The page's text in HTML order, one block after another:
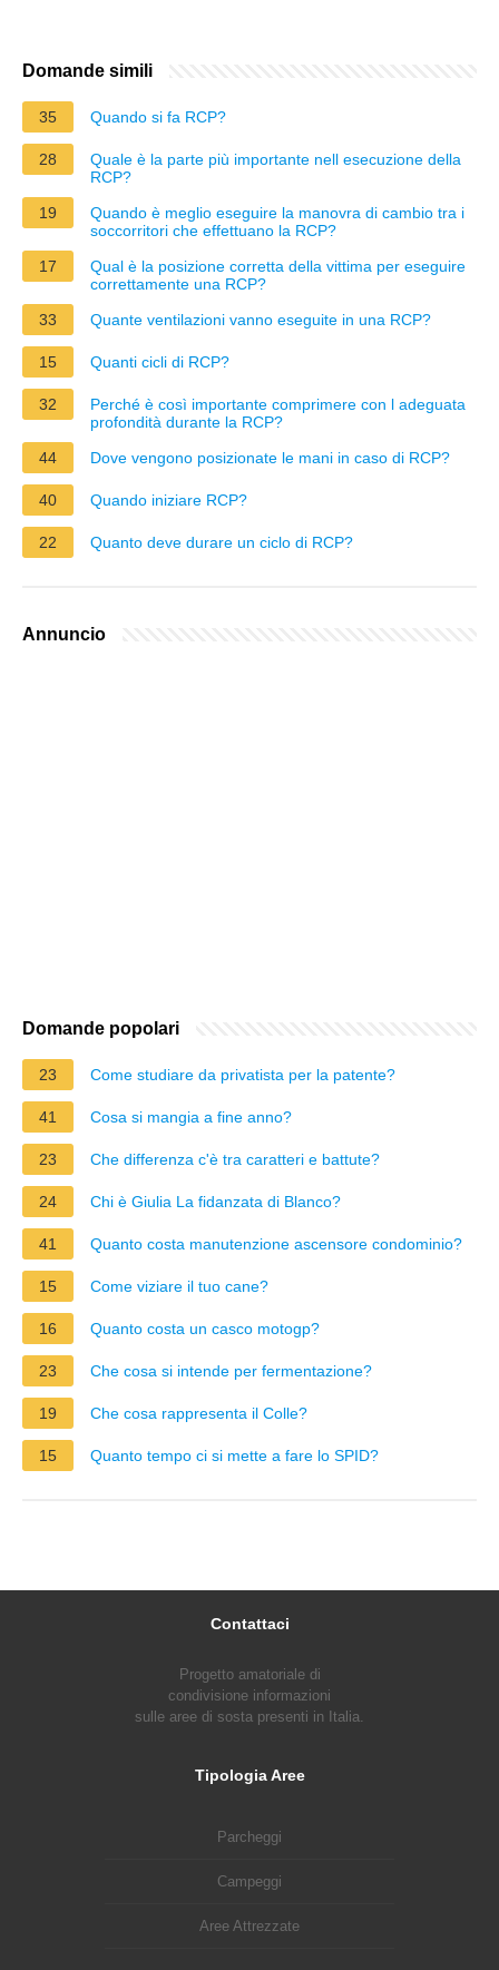
Domande simili
35 Quando si fa RCP?
28
Quale è la parte più importante nell esecuzione della
RCP?
19
Quando è meglio eseguire la manovra di cambio tra i
soccorritori che effettuano la RCP?
17
Qual è la posizione corretta della vittima per eseguire
correttamente una RCP?
33
Quante ventilazioni vanno eseguite in una RCP?
15 Quanti cicli di RCP?
32
Perché è così importante comprimere con l adeguata
profondità durante la RCP?
44
Dove vengono posizionate le mani in caso di RCP?
40 Quando iniziare RCP?
22 Quanto deve durare un ciclo di RCP?
Annuncio
Domande popolari
23 Come studiare da privatista per la patente?
41 Cosa si mangia a fine anno?
23 Che differenza c'è tra caratteri e battute?
24 Chi è Giulia La fidanzata di Blanco?
41 Quanto costa manutenzione ascensore condominio?
15 Come viziare il tuo cane?
16 Quanto costa un casco motogp?
23 Che cosa si intende per fermentazione?
19 Che cosa rappresenta il Colle?
15 Quanto tempo ci si mette a fare lo SPID?
Contattaci
Progetto amatoriale di
condivisione informazioni
sulle aree di sosta presenti in Italia.
Tipologia Aree
Parcheggi
Campeggi
Aree Attrezzate